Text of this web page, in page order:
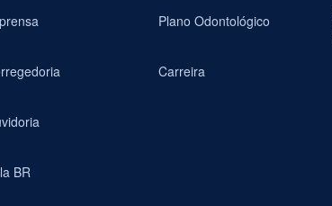
BR
Plano Odontológico
Carreira